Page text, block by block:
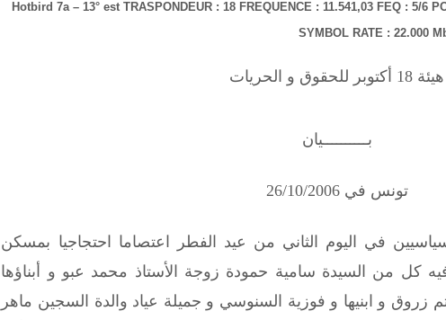
Hotbird 7a – 13° est TRASPONDEUR : 18 FREQUENCE : 11.541,03 FEQ : 5/6
SYMBOL RATE : 22.000
هيئة 18 أكتوبر للحقوق و الحريات
بــــــــــيان
تونس في 26/10/2006
في اليوم الثاني من عيد الفطر اعتصاما احتجاجيا بمسكن
كل من السيدة سامية حمودة زوجة الأستاذ محمد عبو و أبناؤها
و ابنيها و فوزية السنوسي و جميلة عياد والدة السجين ماهر